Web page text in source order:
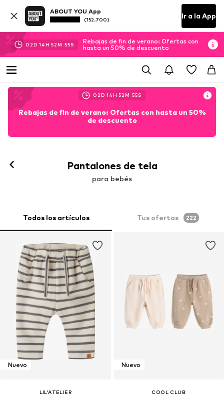
ABOUT YOU App
(152.700) Ir a la App
02D 14H 52M 54S
Rebajas de fin de verano: Ofertas con
hasta un 50% de descuento
02D 14H 52M 54S
Rebajas de fin de verano: Ofertas con hasta un 50%
de descuento
Pantalones de tela
para bebés
Todos los artículos Tus ofertas 222
Nuevo
LIL'ATELIER
Nuevo
COOL CLUB